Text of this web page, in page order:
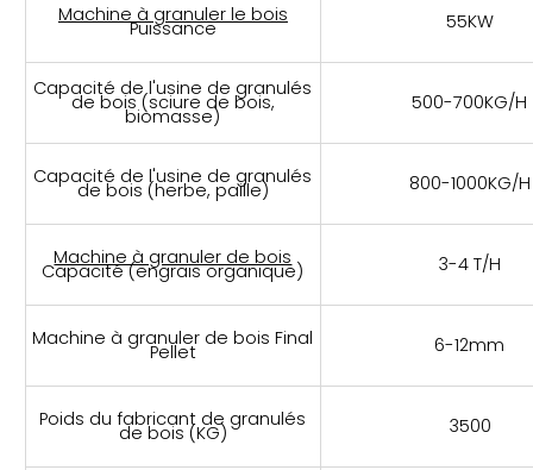
Machine à granuler le bois
Puissance 55KW
Capacité de l'usine de granulés
de bois (sciure de bois,
biomasse)
500-700KG/H
Capacité de l'usine de granulés
de bois (herbe, paille) 800-1000KG/H
Machine à granuler de bois
Capacité (engrais organique) 3-4 T/H
Machine à granuler de bois Final
Pellet 6-12mm
Poids du fabricant de granulés
de bois (KG) 3500